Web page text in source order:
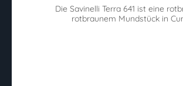
Die Savinelli Terra 641 ist eine
rotbraunem Mundstück in